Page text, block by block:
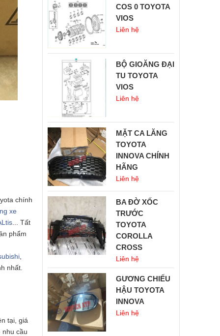
chính
xe
... Tất
phẩm
nhất.
tại, giá
nhu cầu
COS 0 TOYOTA
VIOS
Liên hệ
BỘ GIOĂNG ĐẠI
TU TOYOTA
VIOS
Liên hệ
MẶT CA LĂNG
TOYOTA
INNOVA CHÍNH
HÃNG
Liên hệ
BA ĐỜ XỐC
TRƯỚC
TOYOTA
COROLLA
CROSS
Liên hệ
GƯƠNG CHIẾU
HẬU TOYOTA
INNOVA
Liên hệ